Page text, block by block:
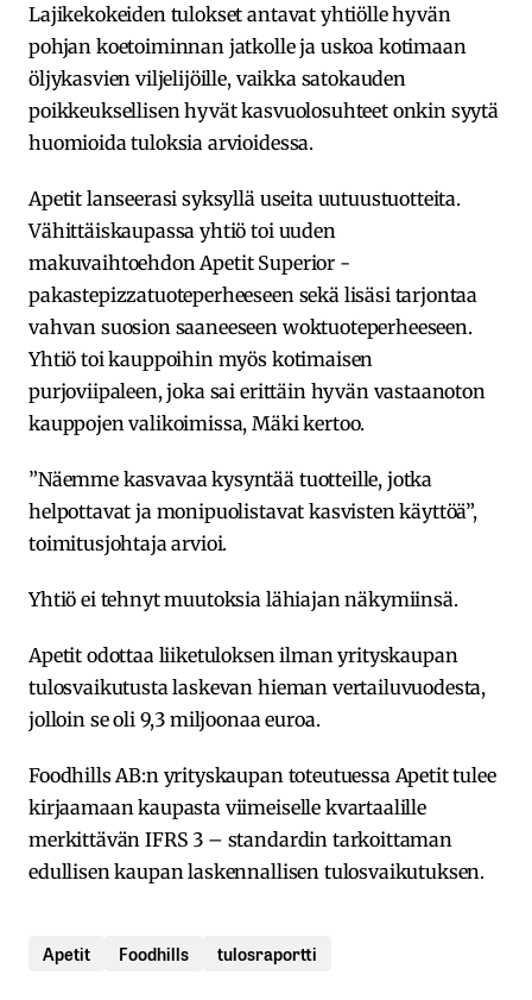
Lajikekokeiden tulokset antavat yhtiölle hyvän
pohjan koetoiminnan jatkolle ja uskoa kotimaan
öljykasvien viljelijöille, vaikka satokauden
poikkeuksellisen hyvät kasvuolosuhteet onkin syytä
huomioida tuloksia arvioidessa.
Apetit lanseerasi syksyllä useita uutuustuotteita.
Vähittäiskaupassa yhtiö toi uuden
makuvaihtoehdon Apetit Superior -
pakastepizzatuoteperheeseen sekä lisäsi tarjontaa
vahvan suosion saaneeseen woktuoteperheeseen.
Yhtiö toi kauppoihin myös kotimaisen
purjoviipaleen, joka sai erittäin hyvän vastaanoton
kauppojen valikoimissa, Mäki kertoo.
”Näemme kasvavaa kysyntää tuotteille, jotka
helpottavat ja monipuolistavat kasvisten käyttöä”,
toimitusjohtaja arvioi.
Yhtiö ei tehnyt muutoksia lähiajan näkymiinsä.
Apetit odottaa liiketuloksen ilman yrityskaupan
tulosvaikutusta laskevan hieman vertailuvuodesta,
jolloin se oli 9,3 miljoonaa euroa.
Foodhills AB:n yrityskaupan toteutuessa Apetit tulee
kirjaamaan kaupasta viimeiselle kvartaalille
merkittävän IFRS 3 – standardin tarkoittaman
edullisen kaupan laskennallisen tulosvaikutuksen.
Apetit Foodhills tulosraportti